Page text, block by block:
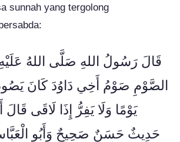
sunnah yang tergolong
قَالَ رَسُولُ اللهِ صَلَّى اللهُ
الصَّوْمِ صَوْمُ أَخِي دَاوُدَ كَانَ
يَوْمًا وَلَا يَفِرُّ إِذَا لَاقَى
حَدِيثٌ حَسَنٌ صَحِيحٌ وَأَبُو